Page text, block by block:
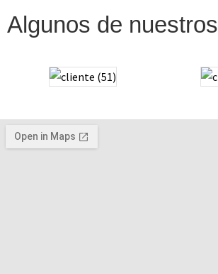
Algunos de nuestros